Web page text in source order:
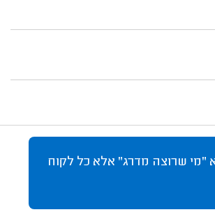
"מי שרוצה מדרג" אלא כל לקוח